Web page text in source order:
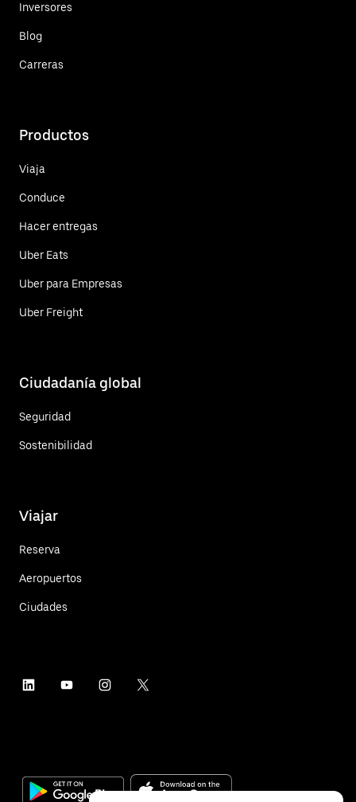
Inversores
Blog
Carreras
Productos
Viaja
Conduce
Hacer entregas
Uber Eats
Uber para Empresas
Uber Freight
Ciudadanía global
Seguridad
Sostenibilidad
Viajar
Reserva
Aeropuertos
Ciudades